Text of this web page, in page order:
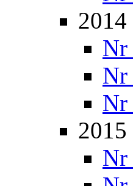
2014
Nr
Nr
Nr
2015
Nr